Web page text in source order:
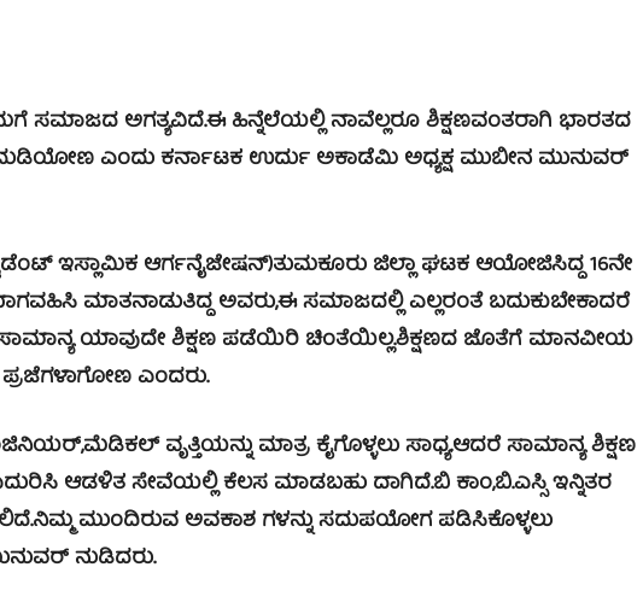
ಸಮಾಜದ ಅಗತ್ಯವಿದೆ.ಈ ಹಿನ್ನೆಲೆಯಲ್ಲಿ ನಾವೆಲ್ಲರೂ ಶಿಕ್ಷಣವಂತರಾಗಿ ಭಾರತದ
ದುಡಿಯೋಣ ಎಂದು ಕರ್ನಾಟಕ ಉರ್ದು ಅಕಾಡೆಮಿ ಅಧ್ಯಕ್ಷ ಮುಬೀನ ಮುನುವರ್
ಇಸ್ಲಾಮಿಕ ಆರ್ಗನೈಜೇಷನ್)ತುಮಕೂರು ಜಿಲ್ಲಾ ಘಟಕ ಆಯೋಜಿಸಿದ್ದ 16ನೇ
ಮಾತನಾಡುತಿದ್ದ ಅವರು,ಈ ಸಮಾಜದಲ್ಲಿ ಎಲ್ಲರಂತೆ ಬದುಕುಬೇಕಾದರೆ
ಯಾವುದೇ ಶಿಕ್ಷಣ ಪಡೆಯಿರಿ ಚಿಂತೆಯಿಲ್ಲ.ಶಿಕ್ಷಣದ ಜೊತೆಗೆ ಮಾನವೀಯ
ಎಂದರು.
ವೃತ್ತಿಯನ್ನು ಮಾತ್ರ ಕೈಗೊಳ್ಳಲು ಸಾಧ್ಯ.ಆದರೆ ಸಾಮಾನ್ಯ ಶಿಕ್ಷಣ
ಆಡಳಿತ ಸೇವೆಯಲ್ಲಿ ಕೆಲಸ ಮಾಡಬಹು ದಾಗಿದೆ.ಬಿ ಕಾಂ,ಬಿ.ಎಸ್ಸಿ ಇನ್ನಿತರ
ಮುಂದಿರುವ ಅವಕಾಶ ಗಳನ್ನು ಸದುಪಯೋಗ ಪಡಿಸಿಕೊಳ್ಳಲು
ನುಡಿದರು.